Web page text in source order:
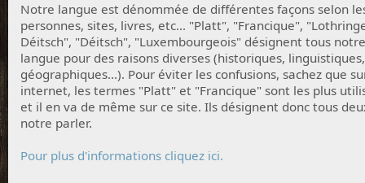
Notre langue est dénommée de différentes façons selon
personnes, sites, livres, etc... "Platt", "Francique",
Déitsch", "Déitsch", "Luxembourgeois" désignent tous notre
langue pour des raisons diverses (historiques, linguistiques,
géographiques...). Pour éviter les confusions, sachez que
internet, les termes "Platt" et "Francique" sont les plus
et il en va de même sur ce site. Ils désignent donc tous
notre parler.
Pour plus d'informations cliquez ici.